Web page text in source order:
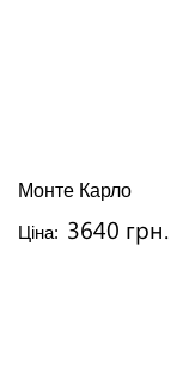
Монте Карло
Ціна: 3640 грн.